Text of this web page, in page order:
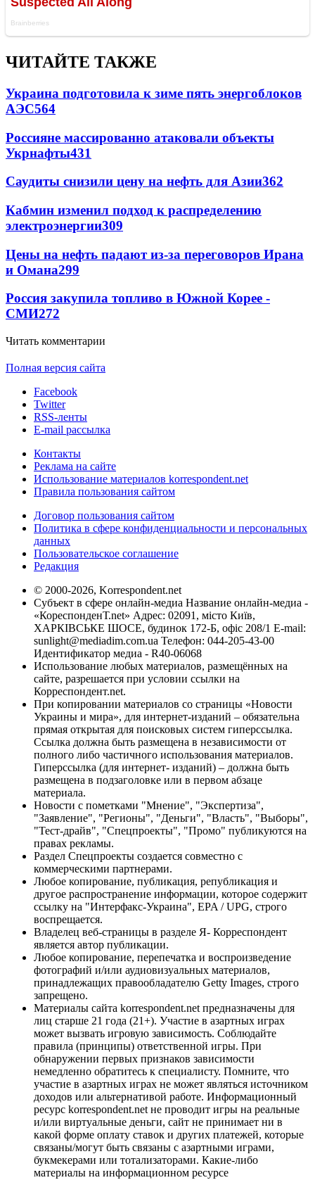
ЧИТАЙТЕ ТАКЖЕ
Украина подготовила к зиме пять энергоблоков
АЭС564
Россияне массированно атаковали объекты
Укрнафты431
Саудиты снизили цену на нефть для Азии362
Кабмин изменил подход к распределению
электроэнергии309
Цены на нефть падают из-за переговоров Ирана
и Омана299
Россия закупила топливо в Южной Корее -
СМИ272
Читать комментарии
Полная версия сайта
Facebook
Twitter
RSS-ленты
E-mail рассылка
Контакты
Реклама на сайте
Использование материалов korrespondent.net
Правила пользования сайтом
Договор пользования сайтом
Политика в сфере конфиденциальности и персональных
данных
Пользовательское соглашение
Редакция
© 2000-2026, Korrespondent.net
Субъект в сфере онлайн-медиа Название онлайн-медиа -
«КореспонденТ.net» Адрес: 02091, місто Київ,
ХАРКІВСЬКЕ ШОСЕ, будинок 172-Б, офіс 208/1 E-mail:
sunlight@mediadim.com.ua Телефон: 044-205-43-00
Идентификатор медиа - R40-06068
Использование любых материалов, размещённых на
сайте, разрешается при условии ссылки на
Корреспондент.net.
При копировании материалов со страницы «Новости
Украины и мира», для интернет-изданий – обязательна
прямая открытая для поисковых систем гиперссылка.
Ссылка должна быть размещена в независимости от
полного либо частичного использования материалов.
Гиперссылка (для интернет- изданий) – должна быть
размещена в подзаголовке или в первом абзаце
материала.
Новости с пометками "Мнение", "Экспертиза",
"Заявление", "Регионы", "Деньги", "Власть", "Выборы",
"Тест-драйв", "Спецпроекты", "Промо" публикуются на
правах рекламы.
Раздел Спецпроекты создается совместно с
коммерческими партнерами.
Любое копирование, публикация, републикация и
другое распространение информации, которое содержит
ссылку на "Интерфакс-Украина", EPA / UPG, строго
воспрещается.
Владелец веб-страницы в разделе Я- Корреспондент
является автор публикации.
Любое копирование, перепечатка и воспроизведение
фотографий и/или аудиовизуальных материалов,
принадлежащих правообладателю Getty Images, строго
запрещено.
Материалы сайта korrespondent.net предназначены для
лиц старше 21 года (21+). Участие в азартных играх
может вызвать игровую зависимость. Соблюдайте
правила (принципы) ответственной игры. При
обнаружении первых признаков зависимости
немедленно обратитесь к специалисту. Помните, что
участие в азартных играх не может являться источником
доходов или альтернативой работе. Информационный
ресурс korrespondent.net не проводит игры на реальные
и/или виртуальные деньги, сайт не принимает ни в
какой форме оплату ставок и других платежей, которые
связаны/могут быть связаны с азартными играми,
букмекерами или тотализаторами. Какие-либо
материалы на информационном ресурсе